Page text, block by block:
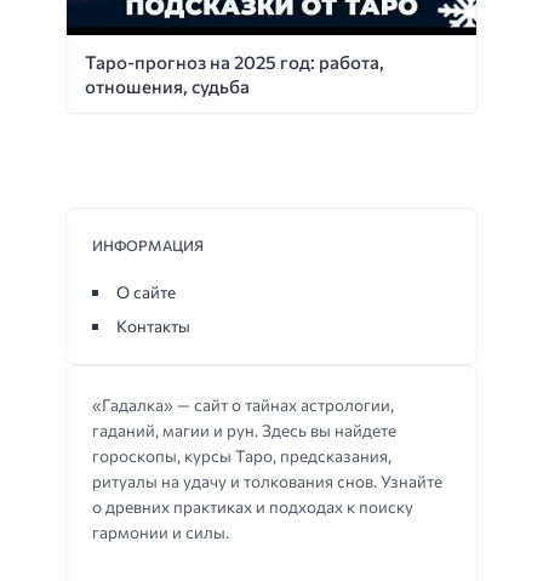
Таро-прогноз на 2025 год: работа,
отношения, судьба
«Гадалка» — сайт о тайнах астрологии,
гаданий, магии и рун. Здесь вы найдете
гороскопы, курсы Таро, предсказания,
ритуалы на удачу и толкования снов. Узнайте
о древних практиках и подходах к поиску
гармонии и силы.
ИНФОРМАЦИЯ
О сайте
Контакты